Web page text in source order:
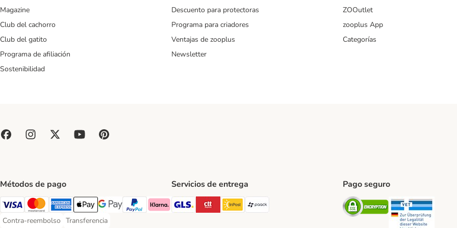
Magazine
Club del cachorro
Club del gatito
Programa de afiliación
Sostenibilidad
Descuento para protectoras
Programa para criadores
Ventajas de zooplus
Newsletter
ZOOutlet
zooplus App
Categorías
Métodos de pago
Visa Payment Method
Mastercard Payment Method
American Express Payment Method
Apple Pay Payment Method
Google Pay Payment Method
PayPal Payment Method
Klarna Payment Method
Contra-reembolso
Contra-reembolso Payment Method
Transferencia
Transferencia Payment Method
Servicios de entrega
GLS Shipping Method
CTTExpress Shipping Method
InPost Shipping Method
paack Shipping Method
Pago seguro
Security